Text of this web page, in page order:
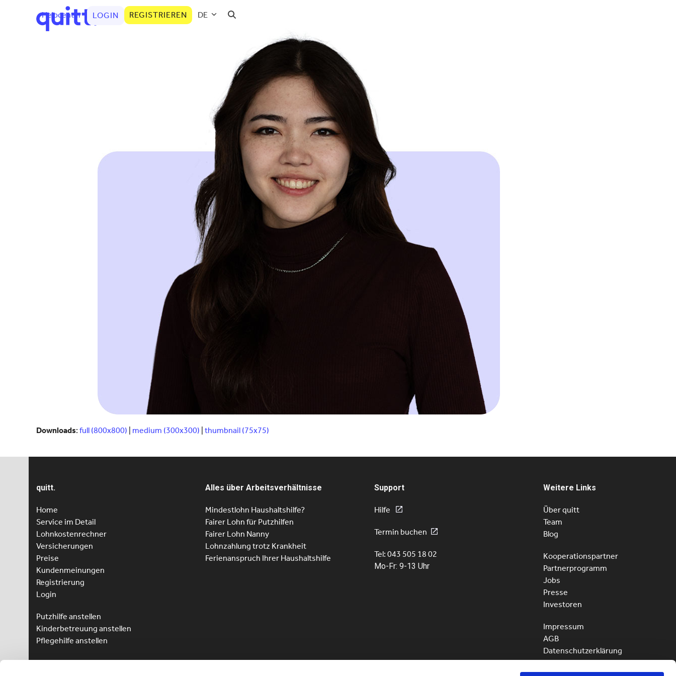
Helpcenter LOGIN REGISTRIEREN DE
Downloads: full (800x800) medium (300x300) thumbnail (75x75)
quitt.
Home
Service im Detail
Lohnkostenrechner
Versicherungen
Preise
Kundenmeinungen
Registrierung
Login
Putzhilfe anstellen
Kinderbetreuung anstellen
Pflegehilfe anstellen
Vorteile für Arbeitnehmer
Alles über Arbeitsverhältnisse
Mindestlohn Haushaltshilfe?
Fairer Lohn für Putzhilfen
Fairer Lohn Nanny
Lohnzahlung trotz Krankheit
Ferienanspruch Ihrer Haushaltshilfe
Support
Hilfe
Termin buchen
Tel: 043 505 18 02
Mo-Fr: 9-13 Uhr
Weitere Links
Über quitt
Team
Blog
Kooperationspartner
Partnerprogramm
Jobs
Presse
Investoren
Impressum
AGB
Datenschutzerklärung
quitt Deutschland